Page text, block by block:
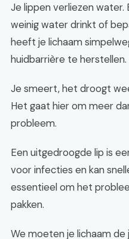
Je lippen verliezen water.
weinig water drinkt of
heeft je lichaam
huidbarrière te herstellen.
Je smeert, het droogt
Het gaat hier om meer
probleem.
Een uitgedroogde lip is
voor infecties en kan
essentieel om het
pakken.
We moeten je lichaam